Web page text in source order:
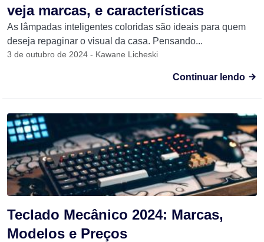
veja marcas, e características
As lâmpadas inteligentes coloridas são ideais para quem
deseja repaginar o visual da casa. Pensando...
3 de outubro de 2024 - Kawane Licheski
Continuar lendo
Teclado Mecânico 2024: Marcas,
Modelos e Preços